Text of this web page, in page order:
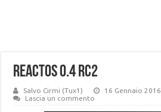
ReactOS 0.4 RC2
Salvo Cirmi (Tux1)
16 Gennaio 2016
Lascia un commento